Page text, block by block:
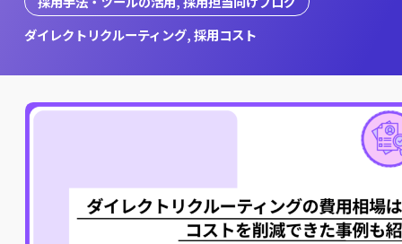
ダイレクトリクルーティング, 採用コスト